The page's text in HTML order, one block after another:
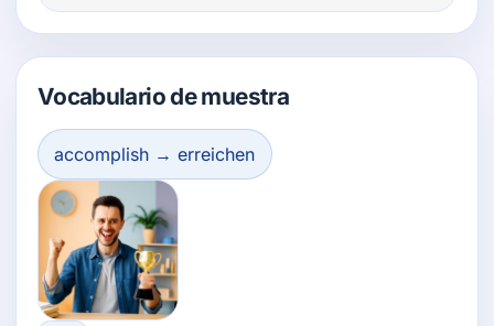
Vocabulario de muestra
accomplish → erreichen